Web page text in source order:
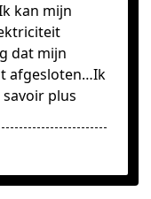
kan mijn
dat mijn
afgesloten…Ik
savoir plus